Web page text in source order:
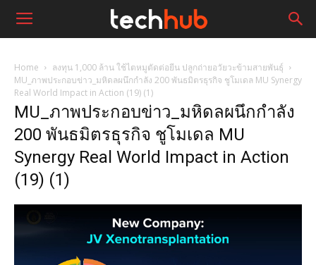
Home
ลงทุน 1,000 ล้าน ใช้ไตหมูตัดต่อยีน ปลูกถ่ายอวัยวะข้ามสายพันธุ์
MU_ภาพประกอบข่าว_มหิดลผนึกกำลัง 200 พันธมิตรธุรกิจ ชูโมเดล MU Synergy
Real World Impact in Action (19) (1)
MU_ภาพประกอบข่าว_มหิดลผนึกกำลัง
200 พันธมิตรธุรกิจ ชูโมเดล MU
Synergy Real World Impact in Action
(19) (1)